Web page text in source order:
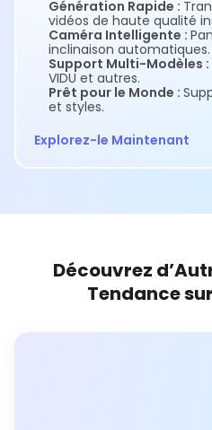
Génération Rapide :
vidéos de haute qualité
Caméra Intelligente :
inclinaison automatiques.
Support Multi-Modèles :
VIDU et autres.
Prêt pour le Monde :
et styles.
Explorez-le Maintenant
Découvrez
Tendance